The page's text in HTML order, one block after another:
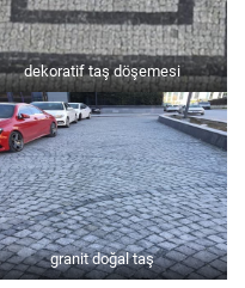
dekoratif taş döşemesi
granit doğal taş